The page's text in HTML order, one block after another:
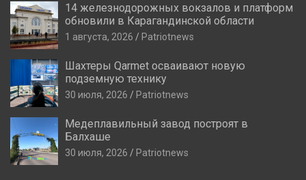
14 железнодорожных вокзалов и платформ
обновили в Карагандинской области
1 августа, 2026 Patriotnews
Шахтеры Qarmet осваивают новую
подземную технику
30 июля, 2026 Patriotnews
Медеплавильный завод построят в
Балхаше
30 июля, 2026 Patriotnews